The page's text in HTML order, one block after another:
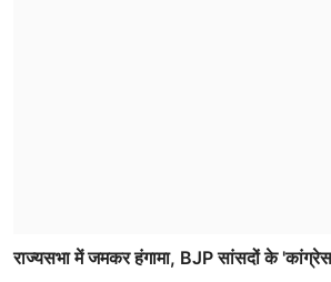
राज्यसभा में जमकर हंगामा, BJP सांसदों के